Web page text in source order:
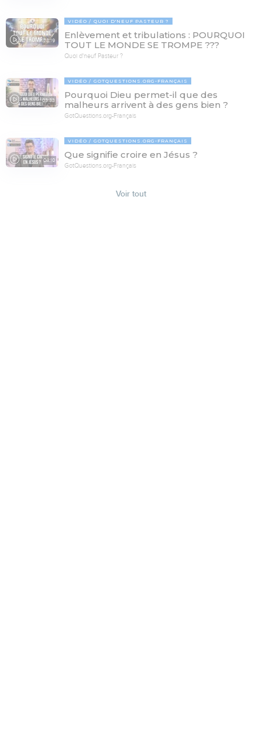
78:19
VIDÉO QUOI D'NEUF PASTEUR ?
Enlèvement et tribulations : POURQUOI
TOUT LE MONDE SE TROMPE ???
Quoi d'neuf Pasteur ?
03:33
VIDÉO GOTQUESTIONS.ORG-FRANÇAIS
Pourquoi Dieu permet-il que des
malheurs arrivent à des gens bien ?
GotQuestions.org-Français
04:10
VIDÉO GOTQUESTIONS.ORG-FRANÇAIS
Que signifie croire en Jésus ?
GotQuestions.org-Français
Voir tout